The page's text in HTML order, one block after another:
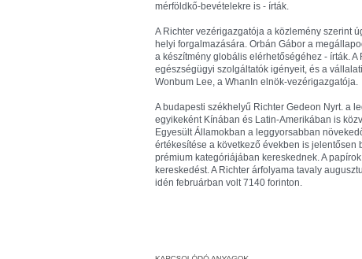
mérföldkő-bevételekre is - írták.
A Richter vezérigazgatója a közlemény szerint
helyi forgalmazására. Orbán Gábor a
a készítmény globális elérhetőségéhez - írták.
egészségügyi szolgáltatók igényeit, és a
Wonbum Lee, a WhanIn elnök-vezérigazgatója.
A budapesti székhelyű Richter Gedeon Nyrt. a
egyikeként Kínában és Latin-Amerikában is
Egyesült Államokban a leggyorsabban
értékesítése a következő években is jelentősen
prémium kategóriájában kereskednek. A
kereskedést. A Richter árfolyama tavaly
idén februárban volt 7140 forinton.